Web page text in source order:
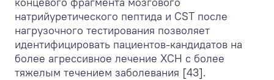
натрийуретического пептида и CST после
нагрузочного тестирования позволяет
идентифицировать пациентов-кандидатов на
более агрессивное лечение ХСН с более
тяжелым течением заболевания [43].